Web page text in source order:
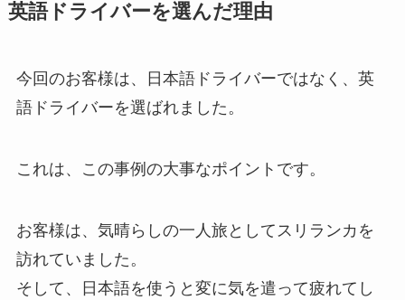
英語ドライバーを選んだ理由
今回のお客様は、日本語ドライバーではなく、英
語ドライバーを選ばれました。
これは、この事例の大事なポイントです。
お客様は、気晴らしの一人旅としてスリランカを
訪れていました。
そして、日本語を使うと変に気を遣って疲れてし